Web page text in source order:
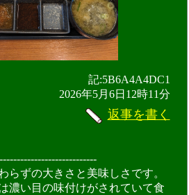
記:5B6A4A4DC1
2026年5月6日12時11分
返事を書く
らずの大きさと美味しさです。
濃い目の味付けがされていて食